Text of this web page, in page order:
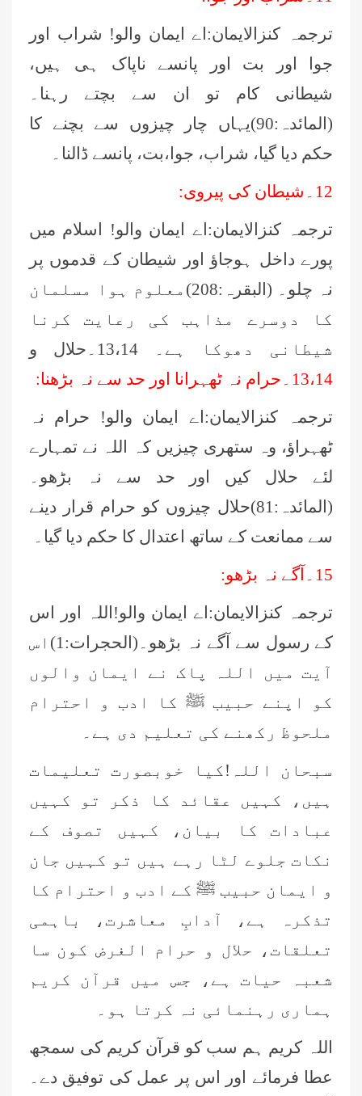
ترجمہ کنزالایمان:اے ایمان والو! شراب اور
جوا اور بت اور پانسے ناپاک ہی ہیں،
شیطانی کام تو ان سے بچتے رہنا۔
(المائدہ:90)یہاں چار چیزوں سے بچنے کا
حکم دیا گیا، شراب، جوا،بت، پانسے ڈالنا۔
12۔شیطان کی پیروی:
ترجمہ کنزالایمان:اے ایمان والو! اسلام میں
پورے داخل ہوجاؤ اور شیطان کے قدموں پر
نہ چلو۔ (البقرہ:208)معلوم ہوا مسلمان
کا دوسرے مذاہب کی رعایت کرنا
شیطانی دھوکا ہے۔ 13،14۔حلال و
13،14۔حرام نہ ٹھہرانا اور حد سے نہ بڑھنا:
ترجمہ کنزالایمان:اے ایمان والو! حرام نہ
ٹھہراؤ، وہ ستھری چیزیں کہ اللہ نے تمہارے
لئے حلال کیں اور حد سے نہ بڑھو۔
(المائدہ:81)حلال چیزوں کو حرام قرار دینے
سے ممانعت کے ساتھ اعتدال کا حکم دیا گیا۔
15۔آگے نہ بڑھو:
ترجمہ کنزالایمان:اے ایمان والو!اللہ اور اس
کے رسول سے آگے نہ بڑھو۔(الحجرات:1)اس
آیت میں اللہ پاک نے ایمان والوں
کو اپنے حبیب ﷺ کا ادب و احترام
ملحوظ رکھنے کی تعلیم دی ہے۔
سبحان اللہ!کیا خوبصورت تعلیمات
ہیں، کہیں عقائد کا ذکر تو کہیں
عبادات کا بیان، کہیں تصوف کے
نکات جلوے لٹا رہے ہیں تو کہیں جان
و ایمان حبیب ﷺ کے ادب و احترام کا
تذکرہ ہے، آدابِ معاشرت، باہمی
تعلقات، حلال و حرام الغرض کون سا
شعبہ حیات ہے، جس میں قرآن کریم
ہماری رہنمائی نہ کرتا ہو۔
اللہ کریم ہم سب کو قرآن کریم کی سمجھ
عطا فرمائے اور اس پر عمل کی توفیق دے۔